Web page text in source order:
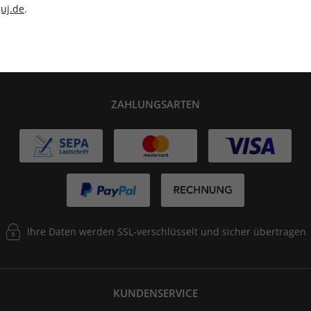
ZAHLUNGSARTEN
Ihre Daten werden SSL-verschlüsselt und sicher übertragen
KUNDENSERVICE
.